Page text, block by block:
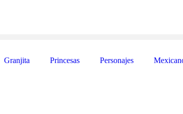
Granjita Princesas Personajes